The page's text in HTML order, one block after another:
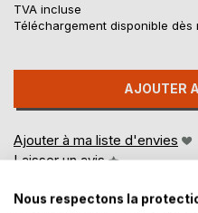
TVA incluse
Téléchargement disponible dès
AJOUTER
Ajouter à ma liste d'envies
Laisser un avis
Nous respectons la